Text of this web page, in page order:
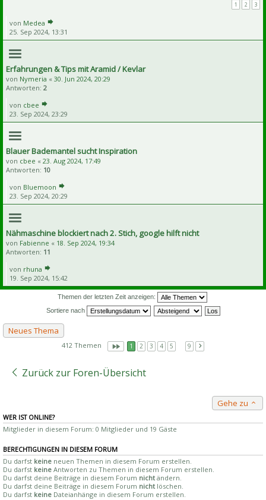
1 2 3
von Medea
25. Sep 2024, 13:31
Erfahrungen & Tips mit Aramid / Kevlar
von Nymeria « 30. Jun 2024, 20:29
Antworten: 2
von cbee
23. Sep 2024, 23:29
Blauer Bademantel sucht Inspiration
von cbee « 23. Aug 2024, 17:49
Antworten: 10
von Bluemoon
23. Sep 2024, 20:29
Nähmaschine blockiert nach 2. Stich, google hilft nicht
von Fabienne « 18. Sep 2024, 19:34
Antworten: 11
von rhuna
19. Sep 2024, 15:42
Themen der letzten Zeit anzeigen:
Sortiere nach
Neues Thema
412 Themen 1 2 3 4 5 9
Zurück zur Foren-Übersicht
Gehe zu
WER IST ONLINE?
Mitglieder in diesem Forum: 0 Mitglieder und 19 Gäste
BERECHTIGUNGEN IN DIESEM FORUM
Du darfst keine neuen Themen in diesem Forum erstellen.
Du darfst keine Antworten zu Themen in diesem Forum erstellen.
Du darfst deine Beiträge in diesem Forum nicht ändern.
Du darfst deine Beiträge in diesem Forum nicht löschen.
Du darfst keine Dateianhänge in diesem Forum erstellen.